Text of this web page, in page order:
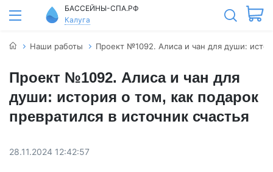
БАССЕЙНЫ-СПА.РФ
Калуга
Наши работы Проект №1092. Алиса и чан для души:
Проект №1092. Алиса и чан для
души: история о том, как подарок
превратился в источник счастья
28.11.2024 12:42:57